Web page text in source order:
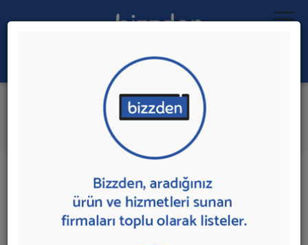
Ara:
Transformatör
İlk 5 Firmadan Teklif İste